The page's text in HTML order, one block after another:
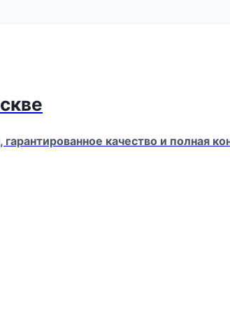
качество и полная